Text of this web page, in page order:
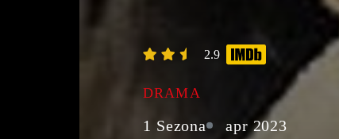
2.9
DRAMA
1 Sezona apr 2023